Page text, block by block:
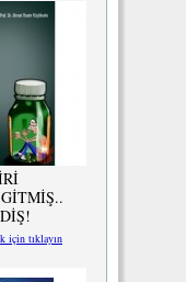
için tıklayın